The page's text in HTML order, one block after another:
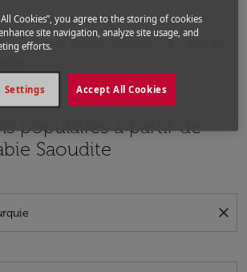
Vols pour Arabie Saoudite
populaires à partir de
Saoudite
close
All Cookies”, you agree to the storing of cookies
site navigation, analyze site usage, and
efforts.
Accept All Cookies
Settings